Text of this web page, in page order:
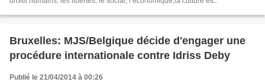
Bruxelles: MJS/Belgique décide d'engager une
procédure internationale contre Idriss Deby
Publié le 21/04/2014 à 00:26